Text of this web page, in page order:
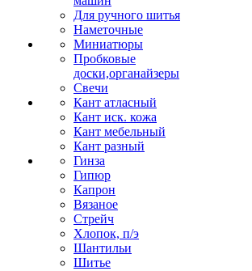
Для ручного шитья
Наметочные
Миниатюры
Пробковые
доски,органайзеры
Свечи
Кант атласный
Кант иск. кожа
Кант мебельный
Кант разный
Гинза
Гипюр
Капрон
Вязаное
Стрейч
Хлопок, п/э
Шантильи
Шитье